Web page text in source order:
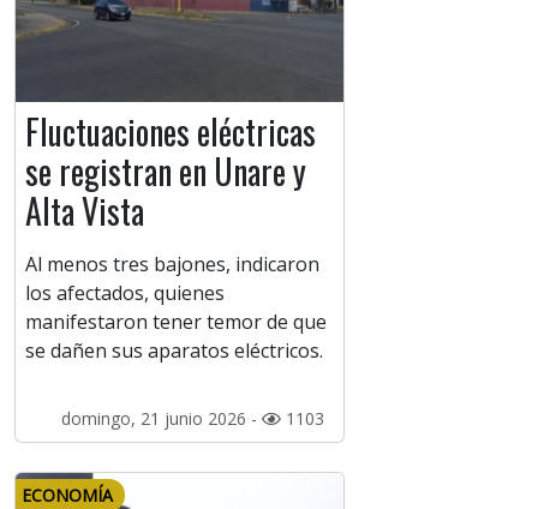
Fluctuaciones eléctricas
se registran en Unare y
Alta Vista
Al menos tres bajones, indicaron
los afectados, quienes
manifestaron tener temor de que
se dañen sus aparatos eléctricos.
domingo, 21 junio 2026 - 1103
ECONOMÍA